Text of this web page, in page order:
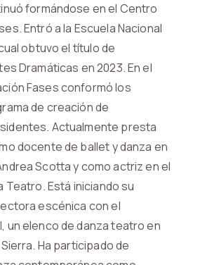
formándose en el Centro
Entró a la Escuela Nacional
obtuvo el título de
Dramáticas en 2023. En el
Fases conformó los
de creación de
Actualmente presta
docente de ballet y danza en
Scotta y como actriz en el
Teatro. Está iniciando su
escénica con el
un elenco de danza teatro en
Ha participado de